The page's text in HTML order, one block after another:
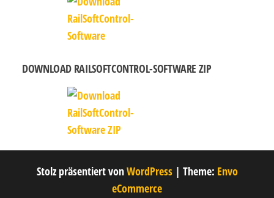
DOWNLOAD RAILSOFTCONTROL-SOFTWARE ZIP
Stolz präsentiert vonWordPress | Theme: Envo
eCommerce